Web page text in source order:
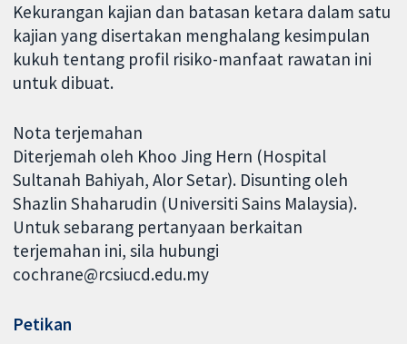
Kekurangan kajian dan batasan ketara dalam satu
kajian yang disertakan menghalang kesimpulan
kukuh tentang profil risiko-manfaat rawatan ini
untuk dibuat.
Nota terjemahan
Diterjemah oleh Khoo Jing Hern (Hospital
Sultanah Bahiyah, Alor Setar). Disunting oleh
Shazlin Shaharudin (Universiti Sains Malaysia).
Untuk sebarang pertanyaan berkaitan
terjemahan ini, sila hubungi
cochrane@rcsiucd.edu.my
Petikan